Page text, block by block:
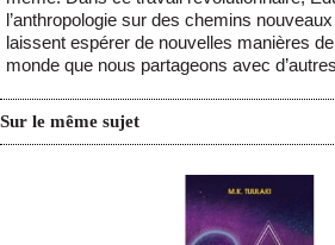
l’anthropologie sur des chemins
laissent espérer de nouvelles manières
monde que nous partageons avec
Sur le même sujet